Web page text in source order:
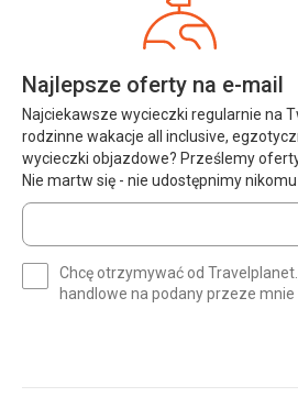
Najlepsze oferty na e-mail
Najciekawsze wycieczki regularnie na
rodzinne wakacje all inclusive,
wycieczki objazdowe? Prześlemy
Nie martw się - nie udostępnimy
Wprowadź
swój
(wymagane)
Chcę otrzymywać od
handlowe na podany przeze mnie